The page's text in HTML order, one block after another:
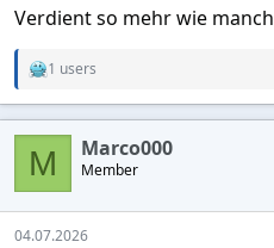
Verdient so mehr wie
R
a
c
t
o
n
s
1 users
M Marco000
Member
04.07.2026